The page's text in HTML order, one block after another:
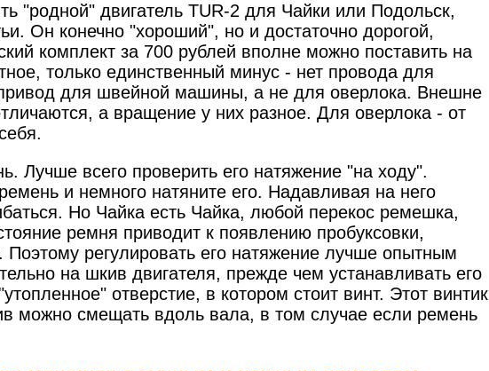
"родной" двигатель TUR-2 для Чайки или Подольск,
Он конечно "хороший", но и достаточно дорогой,
комплект за 700 рублей вполне можно поставить на
только единственный минус - нет провода для
для швейной машины, а не для оверлока. Внешне
а вращение у них разное. Для оверлока - от
Лучше всего проверить его натяжение "на ходу".
и немного натяните его. Надавливая на него
Но Чайка есть Чайка, любой перекос ремешка,
ремня приводит к появлению пробуксовки,
регулировать его натяжение лучше опытным
на шкив двигателя, прежде чем устанавливать его
отверстие, в котором стоит винт. Этот винтик
можно смещать вдоль вала, в том случае если ремень